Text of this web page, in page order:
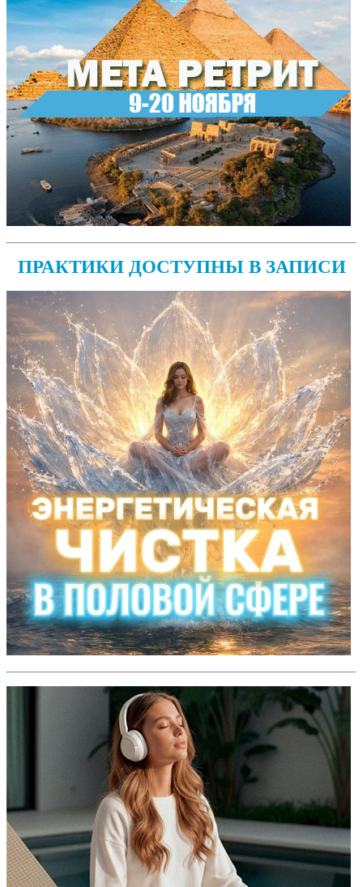
ПРАКТИКИ ДОСТУПНЫ В ЗАПИСИ